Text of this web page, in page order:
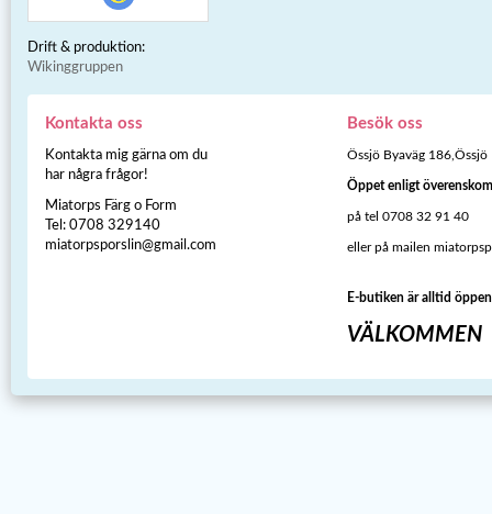
Drift & produktion:
Wikinggruppen
Kontakta oss
Kontakta mig gärna om du
har några frågor!
Miatorps Färg o Form
Tel: 0708 329140
miatorpsporslin@gmail.com
Besök oss
Össjö Byaväg 186,Össjö
Öppet enligt
på tel 0708 32 91 40
eller på mailen
E-butiken är alltid öppen
VÄLKOMMEN